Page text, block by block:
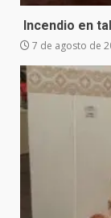
Incendio en
7 de agosto de